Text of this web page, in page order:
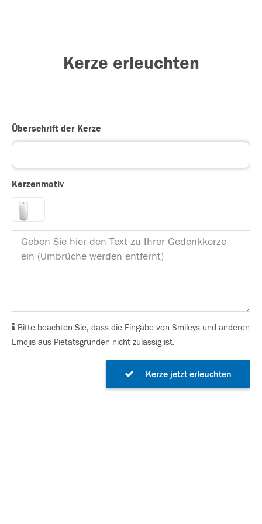
Kerze erleuchten
Überschrift der Kerze
Kerzenmotiv
Bitte beachten Sie, dass die Eingabe von Smileys und anderen
Emojis aus Pietätsgründen nicht zulässig ist.
Kerze jetzt erleuchten